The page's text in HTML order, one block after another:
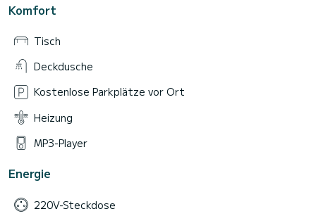
Komfort
Tisch
Deckdusche
Kostenlose Parkplätze vor Ort
Heizung
MP3-Player
Energie
220V-Steckdose